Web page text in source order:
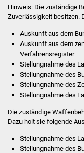
Hinweis: Die zuständige
Zuverlässigkeit besitzen.
Auskunft aus dem
Auskunft aus dem
Verfahrensregister
Stellungnahme des
Stellungnahme des
Stellungnahme des
Stellungnahme des
Die zuständige
Dazu holt sie folgende
Stellungnahme des
Stellungnahme des